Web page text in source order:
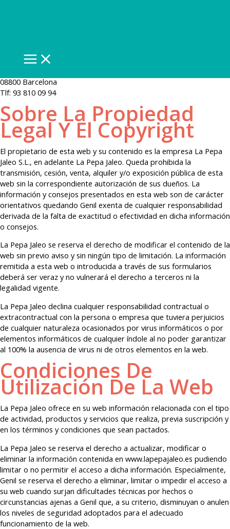
MAIN
MENU
Passeig del Carme 12
08800 Barcelona
Tlf: 93 810 09 94
Sobre La Propiedad
Legal Y El Copyright
El propietario de esta web y su contenido es la empresa La Pepa
Jaleo S.L., en adelante La Pepa Jaleo. Queda prohibida la
transmisión, cesión, venta, alquiler y/o exposición pública de esta
web sin la correspondiente autorización de sus dueños. La
información y consejos presentados en esta web son de carácter
orientativos quedando Genil exenta de cualquier responsabilidad
derivada de la falta de exactitud o efectividad en dicha información
o consejos.
La Pepa Jaleo se reserva el derecho de modificar el contenido de la
web sin previo aviso y sin ningún tipo de limitación. La información
remitida a esta web o introducida a través de sus formularios
deberá ser veraz y no vulnerará el derecho a terceros ni la
legalidad vigente.
La Pepa Jaleo declina cualquier responsabilidad contractual o
extracontractual con la persona o empresa que tuviera perjuicios
de cualquier naturaleza ocasionados por virus informáticos o por
elementos informáticos de cualquier índole al no poder garantizar
al 100% la ausencia de virus ni de otros elementos en la web.
Condiciones De
Utilización De La Web
La Pepa Jaleo ofrece en su web información relacionada con el tipo
de actividad, productos y servicios que realiza, previa suscripción y
en los términos y condiciones que sean pactados.
La Pepa Jaleo se reserva el derecho a actualizar, modificar o
eliminar la información contenida en www.lapepajaleo.es pudiendo
limitar o no permitir el acceso a dicha información. Especialmente,
Genil se reserva el derecho a eliminar, limitar o impedir el acceso a
su web cuando surjan dificultades técnicas por hechos o
circunstancias ajenas a Genil que, a su criterio, disminuyan o anulen
los niveles de seguridad adoptados para el adecuado
funcionamiento de la web.